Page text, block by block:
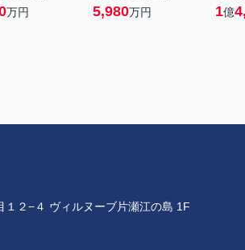
万円 5,980万円 1億
２−４ ヴィルヌーブ片瀬江の島 1F